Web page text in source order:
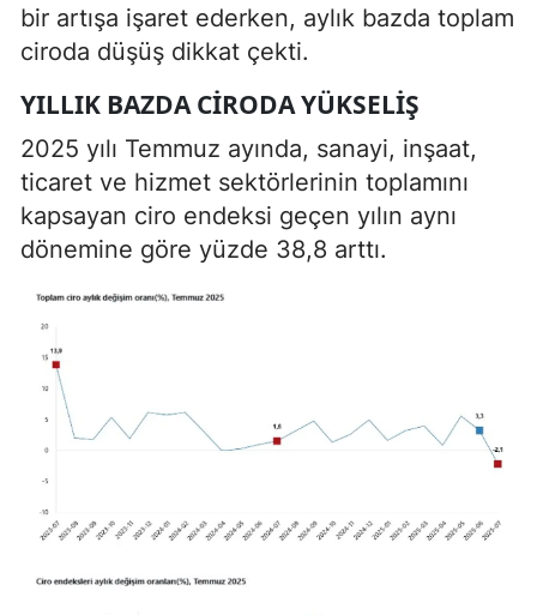
bir artışa işaret ederken, aylık bazda toplam
ciroda düşüş dikkat çekti.
YILLIK BAZDA CIRODA YÜKSELIŞ
2025 yılı Temmuz ayında, sanayi, inşaat,
ticaret ve hizmet sektörlerinin toplamını
kapsayan ciro endeksi geçen yılın aynı
dönemine göre yüzde 38,8 arttı.